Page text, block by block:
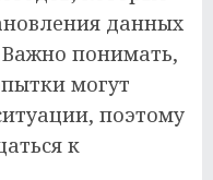
данных
понимать,
могут
поэтому
к